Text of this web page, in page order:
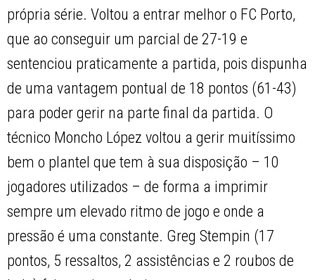
própria série. Voltou a entrar melhor o FC Porto,
que ao conseguir um parcial de 27-19 e
sentenciou praticamente a partida, pois dispunha
de uma vantagem pontual de 18 pontos (61-43)
para poder gerir na parte final da partida. O
técnico Moncho López voltou a gerir muitíssimo
bem o plantel que tem à sua disposição – 10
jogadores utilizados – de forma a imprimir
sempre um elevado ritmo de jogo e onde a
pressão é uma constante. Greg Stempin (17
pontos, 5 ressaltos, 2 assistências e 2 roubos de